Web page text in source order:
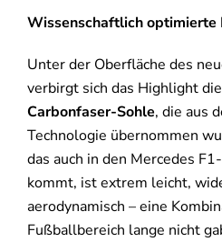
Wissenschaftlich optimierte
Unter der Oberfläche des
verbirgt sich das Highlight
Carbonfaser-Sohle, die aus
Technologie übernommen
das auch in den Mercedes
kommt, ist extrem leicht,
aerodynamisch – eine
Fußballbereich lange nicht